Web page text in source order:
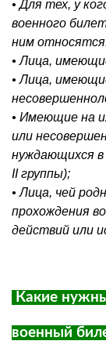
• Для тех, у
военного
ним
• Лица,
• Лица,
• Имеющие на
или
нуждающихся в
II группы);
• Лица, чей
прохождения
действий или
Какие
военный